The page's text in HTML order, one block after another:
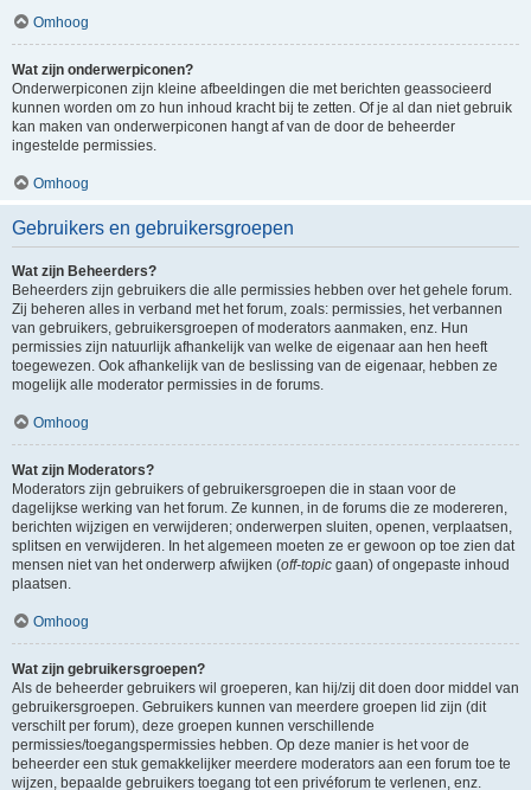
Omhoog
Wat zijn onderwerpiconen?
Onderwerpiconen zijn kleine afbeeldingen die met berichten geassocieerd
kunnen worden om zo hun inhoud kracht bij te zetten. Of je al dan niet gebruik
kan maken van onderwerpiconen hangt af van de door de beheerder
ingestelde permissies.
Omhoog
Gebruikers en gebruikersgroepen
Wat zijn Beheerders?
Beheerders zijn gebruikers die alle permissies hebben over het gehele forum.
Zij beheren alles in verband met het forum, zoals: permissies, het verbannen
van gebruikers, gebruikersgroepen of moderators aanmaken, enz. Hun
permissies zijn natuurlijk afhankelijk van welke de eigenaar aan hen heeft
toegewezen. Ook afhankelijk van de beslissing van de eigenaar, hebben ze
mogelijk alle moderator permissies in de forums.
Omhoog
Wat zijn Moderators?
Moderators zijn gebruikers of gebruikersgroepen die in staan voor de
dagelijkse werking van het forum. Ze kunnen, in de forums die ze modereren,
berichten wijzigen en verwijderen; onderwerpen sluiten, openen, verplaatsen,
splitsen en verwijderen. In het algemeen moeten ze er gewoon op toe zien dat
mensen niet van het onderwerp afwijken (off-topic gaan) of ongepaste inhoud
plaatsen.
Omhoog
Wat zijn gebruikersgroepen?
Als de beheerder gebruikers wil groeperen, kan hij/zij dit doen door middel van
gebruikersgroepen. Gebruikers kunnen van meerdere groepen lid zijn (dit
verschilt per forum), deze groepen kunnen verschillende
permissies/toegangspermissies hebben. Op deze manier is het voor de
beheerder een stuk gemakkelijker meerdere moderators aan een forum toe te
wijzen, bepaalde gebruikers toegang tot een privéforum te verlenen, enz.